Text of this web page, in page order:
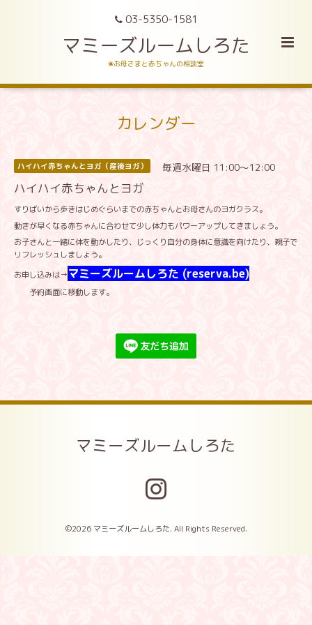
03-5350-1581
マミーズルームしろた
❀お母さまと赤ちゃんの相談室
カレンダー
ハイハイ赤ちゃんとヨガ（産後ヨガ） 毎週水曜日 11:00～12:00
ハイハイ赤ちゃんとヨガ
すりばいから歩きはじめぐらいまでの赤ちゃんとお母さんのヨガクラス。
動きが早くなる赤ちゃんに合わせて少し体力もパワーアップしてきましょう。
お子さんと一緒に体を動かしたり、じっくり自分の身体に意識を向けたり、親子で
リフレッシュしましょう。
お申し込みは→マミーズルームしろた (reserva.be)
予約画面に移動します。
マミーズルームしろた
©2026 マミーズルームしろた. All Rights Reserved.